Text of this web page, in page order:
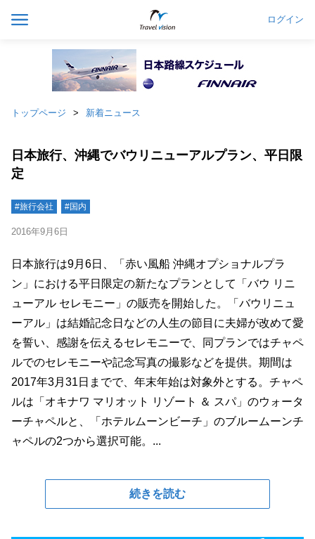
ログイン
トップページ 新着ニュース
日本旅行、沖縄でバウリニューアルプラン、平日限
定
#旅行会社 #国内
2016年9月6日
日本旅行は9月6日、「赤い風船 沖縄オプショナルプラ
ン」における平日限定の新たなプランとして「バウ リニ
ューアル セレモニー」の販売を開始した。「バウリニュ
ーアル」は結婚記念日などの人生の節目に夫婦が改めて愛
を誓い、感謝を伝えるセレモニーで、同プランではチャペ
ルでのセレモニーや記念写真の撮影などを提供。期間は
2017年3月31日までで、年末年始は対象外とする。チャペ
ルは「オキナワ マリオット リゾート ＆ スパ」のウォータ
ーチャペルと、「ホテルムーンビーチ」のブルームーンチ
ャペルの2つから選択可能。...
続きを読む